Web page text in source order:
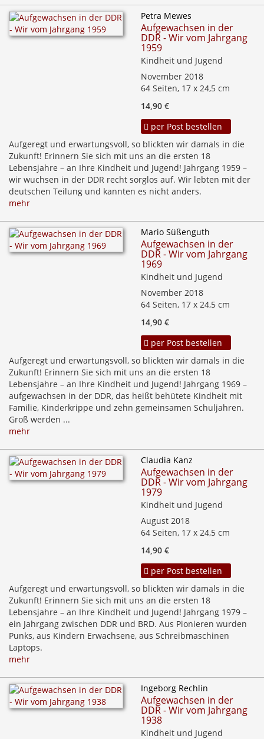
Petra Mewes
Aufgewachsen in der
DDR - Wir vom Jahrgang
1959
Kindheit und Jugend
November 2018
64 Seiten, 17 x 24,5 cm
14,90 €
per Post bestellen
Aufgeregt und erwartungsvoll, so blickten wir damals in die
Zukunft! Erinnern Sie sich mit uns an die ersten 18
Lebensjahre – an Ihre Kindheit und Jugend! Jahrgang 1959 –
wir wuchsen in der DDR recht sorglos auf. Wir lebten mit der
deutschen Teilung und kannten es nicht anders.
mehr
Mario Süßenguth
Aufgewachsen in der
DDR - Wir vom Jahrgang
1969
Kindheit und Jugend
November 2018
64 Seiten, 17 x 24,5 cm
14,90 €
per Post bestellen
Aufgeregt und erwartungsvoll, so blickten wir damals in die
Zukunft! Erinnern Sie sich mit uns an die ersten 18
Lebensjahre – an Ihre Kindheit und Jugend! Jahrgang 1969 –
aufgewachsen in der DDR, das heißt behütete Kindheit mit
Familie, Kinderkrippe und zehn gemeinsamen Schuljahren.
Groß werden ...
mehr
Claudia Kanz
Aufgewachsen in der
DDR - Wir vom Jahrgang
1979
Kindheit und Jugend
August 2018
64 Seiten, 17 x 24,5 cm
14,90 €
per Post bestellen
Aufgeregt und erwartungsvoll, so blickten wir damals in die
Zukunft! Erinnern Sie sich mit uns an die ersten 18
Lebensjahre – an Ihre Kindheit und Jugend! Jahrgang 1979 –
ein Jahrgang zwischen DDR und BRD. Aus Pionieren wurden
Punks, aus Kindern Erwachsene, aus Schreibmaschinen
Laptops.
mehr
Ingeborg Rechlin
Aufgewachsen in der
DDR - Wir vom Jahrgang
1938
Kindheit und Jugend